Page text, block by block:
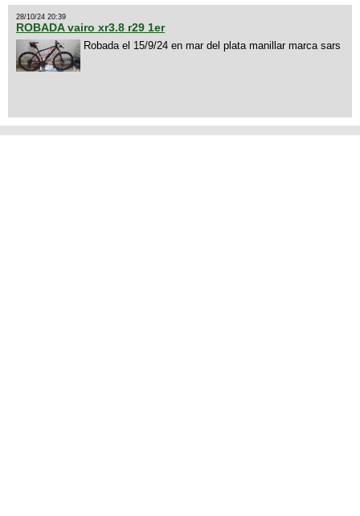
28/10/24 20:39
ROBADA vairo xr3.8 r29 1er
Robada el 15/9/24 en mar del plata manillar marca sars